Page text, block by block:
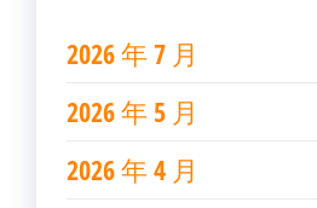
2026 年 7 月
2026 年 5 月
2026 年 4 月